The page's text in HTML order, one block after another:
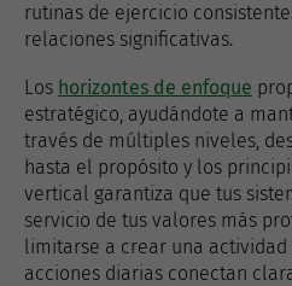
rutinas de ejercicio
relaciones significativas.
Los horizontes de enfoque
estratégico, ayudándote a
través de múltiples niveles,
hasta el propósito y los
vertical garantiza que tus
servicio de tus valores más
limitarse a crear una actividad
acciones diarias conectan